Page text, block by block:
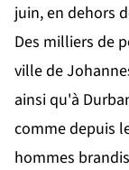
juin, en dehors
Des milliers de
ville de
ainsi qu'à
comme depuis
hommes